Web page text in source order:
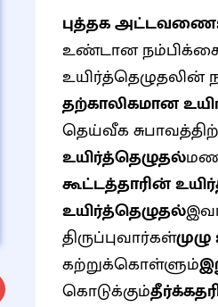
புத்தக அட்டவணை
உண்டான
உயிர்த்தெழுதலின்
தற்காலிகமான
தெய்வீக
உயிர்த்தெழுதல்
கூட்டத்தாரின்
உயிர்த்தெழுதல்
திருப்புவார்கள்
கற்றுக்கொள்ளும்
கொடுக்கும்